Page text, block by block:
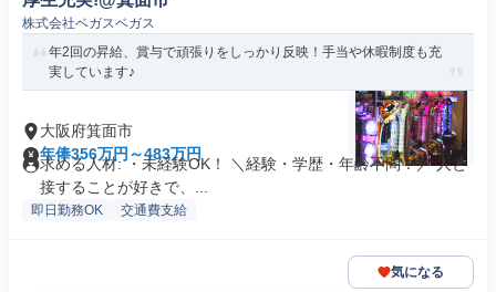
株式会社ベガスベガス
年2回の昇給、賞与で頑張りをしっかり反映！手当や休暇制度も充
実しています♪
大阪府箕面市
年俸356万円～483万円
求める人材: ・未経験OK！ ＼経験・学歴・年齢不問！／ 人と
接することが好きで、...
即日勤務OK 交通費支給
気になる